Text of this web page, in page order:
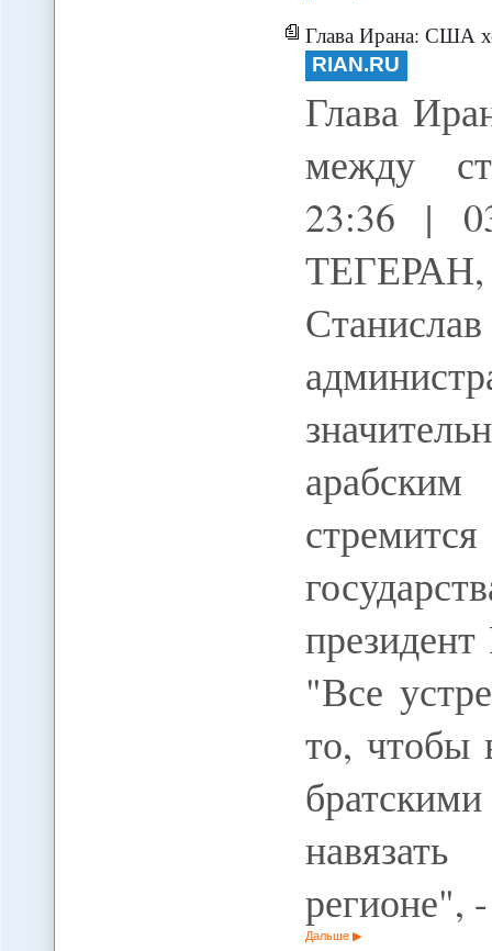
Глава Ирана: США
RIAN.RU
Глава
между
23:36 |
"Все
то, чтобы
регионе",
Дальше